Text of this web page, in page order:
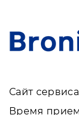
Сайт
Время